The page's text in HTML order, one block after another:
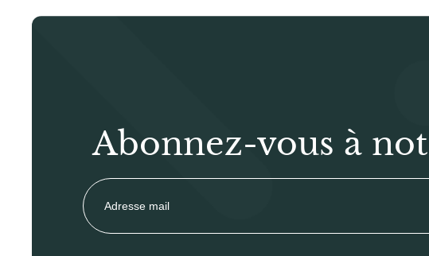
Abonnez-vous à